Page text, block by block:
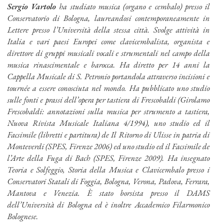
Sergio Vartolo ha studiato musica (organo e cembalo) presso il
Conservatorio di Bologna, laureandosi contemporaneamente in
Lettere presso l’Università della stessa città. Svolge attività in
Italia e vari paesi Europei come clavicembalista, organista e
direttore di gruppi musicali vocali e strumentali nel campo della
musica rinascimentale e barocca. Ha diretto per 14 anni la
Cappella Musicale di S. Petronio portandola attraverso incisioni e
tournée a essere conosciuta nel mondo. Ha pubblicato uno studio
sulle fonti e prassi dell’opera per tastiera di Frescobaldi (Girolamo
Frescobaldi: annotazioni sulla musica per strumento a tastiera,
Nuova Rivista Musicale Italiana 4/1994), uno studio ed il
Facsimile (libretti e partitura) de Il Ritorno di Ulisse in patria di
Monteverdi (SPES, Firenze 2006) ed uno studio ed il Facsimile de
l’Arte della Fuga di Bach (SPES, Firenze 2009). Ha insegnato
Teoria e Solfeggio, Storia della Musica e Clavicembalo presso i
Conservatori Statali di Foggia, Bologna, Verona, Padova, Ferrara,
Mantova e Venezia. È stato borsista presso il DAMS
dell’Università di Bologna ed è inoltre Accademico Filarmonico
Bolognese.